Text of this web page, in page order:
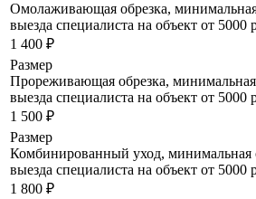
Омолаживающая обрезка,
выезда специалиста на объект от 5000
1 400 ₽
Размер
Прореживающая обрезка,
выезда специалиста на объект от 5000
1 500 ₽
Размер
Комбинированный уход, минимальная
выезда специалиста на объект от 5000
1 800 ₽